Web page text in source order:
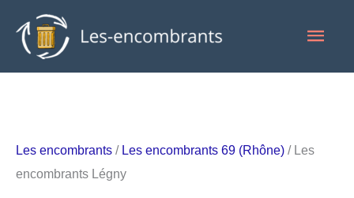
contenu
Les encombrants / Les encombrants 69 (Rhône) / Les
encombrants Légny